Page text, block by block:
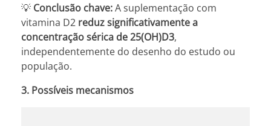
💡 Conclusão chave:A suplementação com
vitamina D2 reduz significativamente a
concentração sérica de 25(OH)D3,
independentemente do desenho do estudo ou
população.
3. Possíveis mecanismos